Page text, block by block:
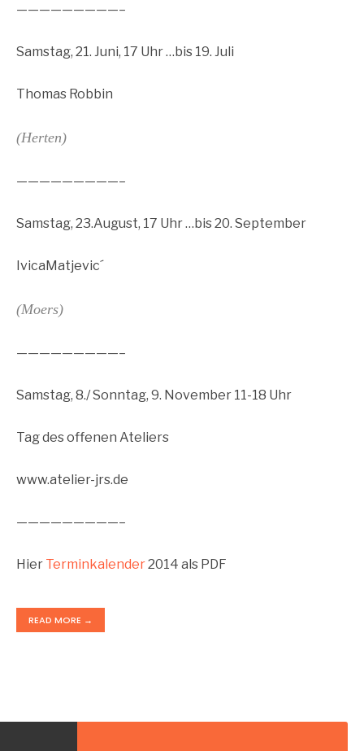
—————————–
Samstag, 21. Juni, 17 Uhr …bis 19. Juli
Thomas Robbin
(Herten)
—————————–
Samstag, 23.August, 17 Uhr …bis 20. September
IvicaMatjevic´
(Moers)
—————————–
Samstag, 8./ Sonntag, 9. November 11-18 Uhr
Tag des offenen Ateliers
www.atelier-jrs.de
—————————–
Hier Terminkalender2014 als PDF
READ MORE →